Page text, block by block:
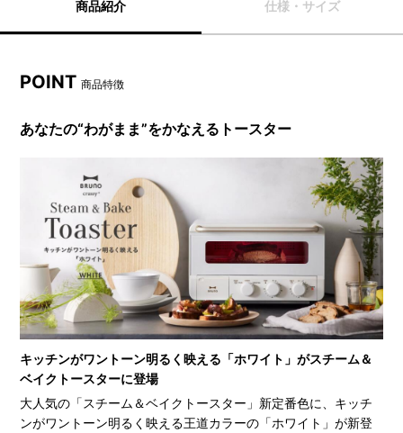
商品紹介 仕様・サイズ
POINT商品特徴
あなたの“わがまま”をかなえるトースター
キッチンがワントーン明るく映える「ホワイト」がスチーム＆
ベイクトースターに登場
大人気の「スチーム＆ベイクトースター」新定番色に、キッチ
ンがワントーン明るく映える王道カラーの「ホワイト」が新登